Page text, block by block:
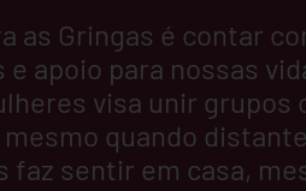
as Gringas é contar
e apoio para nossas
visa unir
quando
faz sentir em casa,